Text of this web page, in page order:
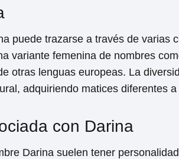
puede trazarse a través de varias
variante femenina de nombres
otras lenguas europeas. La
adquiriendo matices diferentes
con Darina
Darina suelen tener